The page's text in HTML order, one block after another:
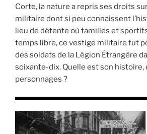
Corte, la nature a repris ses droits
militaire dont si peu connaissent
lieu de détente où familles et
temps libre, ce vestige militaire fut
des soldats de la Légion Étrangère
soixante-dix. Quelle est son histoire,
personnages ?